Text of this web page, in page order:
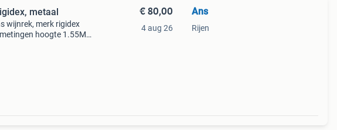
metaal
wijnrek, merk rigidex
hoogte 1.55M
€ 80,00
4 aug 26
Ans
Rijen